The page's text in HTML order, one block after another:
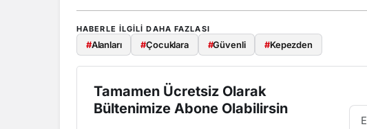
HABERLE ILGILI DAHA FAZLASI
#Alanları #Çocuklara #Güvenli #Kepezden
Tamamen Ücretsiz Olarak
Bültenimize Abone Olabilirsin